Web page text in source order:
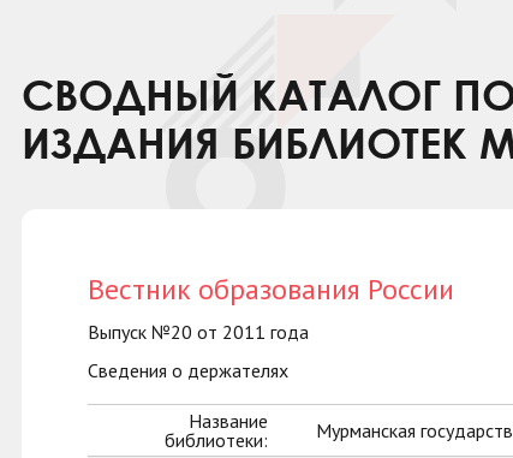
СВОДНЫЙ КАТАЛОГ
ИЗДАНИЯ БИБЛИОТЕК
Вестник образования России
Выпуск №20 от 2011 года
Сведения о держателях
Название
библиотеки:
Мурманская